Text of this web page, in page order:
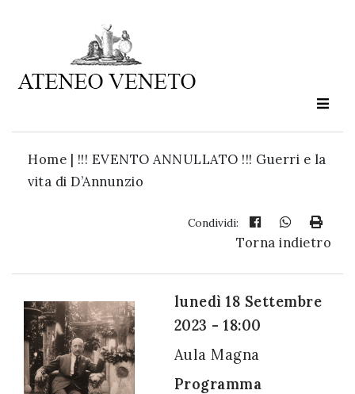
Home | !!! EVENTO ANNULLATO !!! Guerri e la
vita di D’Annunzio
Condividi:
Torna indietro
lunedì 18 Settembre
2023 - 18:00
Aula Magna
Programma
Ateneo
è
cultura